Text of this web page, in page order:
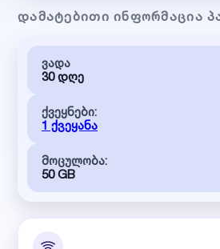
ᲓᲐᲛᲐᲢᲔᲑᲘᲗᲘ ᲘᲜᲤᲝᲠᲛᲐᲪᲘᲐ
ვადა
30 დღე
ქვეყნები:
1 ქვეყანა
მოცულობა:
50 GB